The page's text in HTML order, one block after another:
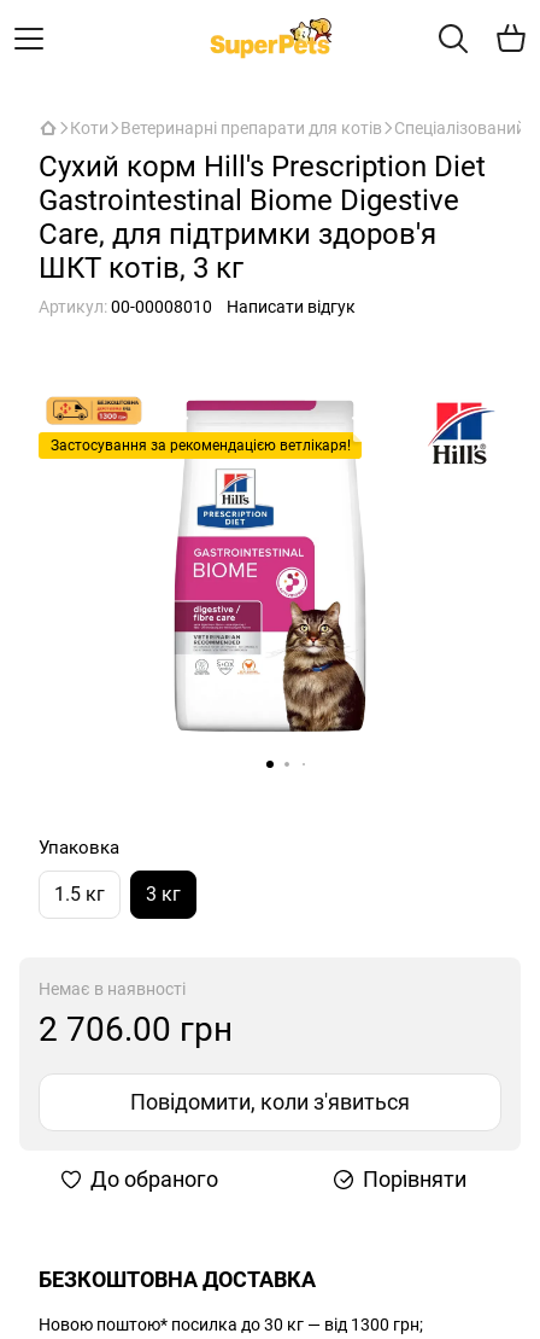
Коти Ветеринарні препарати для котів Спеціалізований
Сухий корм Hill's Prescription Diet
Gastrointestinal Biome Digestive
Care, для підтримки здоров'я
ШКТ котів, 3 кг
Артикул:00-00008010 Написати відгук
Застосування за рекомендацією ветлікаря!
Упаковка
1.5 кг 3 кг
Немає в наявності
2 706.00 грн
Повідомити, коли з'явиться
До обраного Порівняти
БЕЗКОШТОВНА ДОСТАВКА
Новою поштою* посилка до 30 кг — від 1300 грн;